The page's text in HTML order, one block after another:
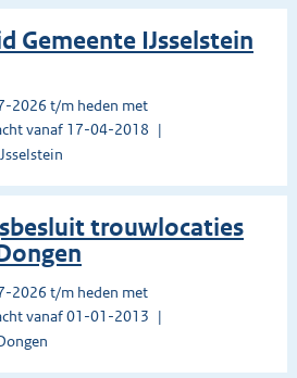
Gemeente IJsselstein
2026 t/m heden met
vanaf 17-04-2018
trouwlocaties
2026 t/m heden met
vanaf 01-01-2013